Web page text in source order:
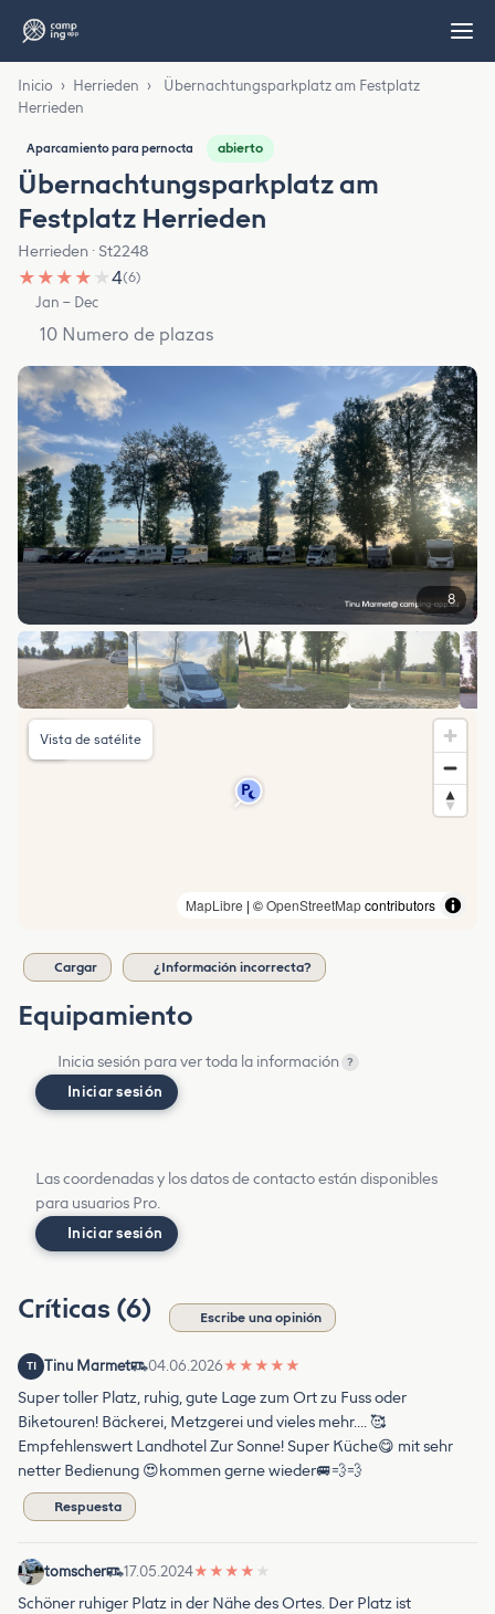
Inicio › Herrieden ›
Übernachtungsparkplatz am Festplatz
Herrieden
Aparcamiento para pernocta abierto
Übernachtungsparkplatz am
Festplatz Herrieden
Herrieden · St2248
★ ★ ★ ★ ★4(6)
Jan – Dec
10 Numero de plazas
8
MapLibre | ©OpenStreetMapcontributors
Vista de satélite
Cargar ¿Información incorrecta?
Equipamiento
Inicia sesión para ver toda la información ?
Iniciar sesión
Las coordenadas y los datos de contacto están disponibles
para usuarios Pro.
Iniciar sesión
Críticas (6) Escribe una opinión
TI Tinu Marmet 04.06.2026★ ★ ★ ★ ★
Super toller Platz, ruhig, gute Lage zum Ort zu Fuss oder
Biketouren! Bäckerei, Metzgerei und vieles mehr…. 🥰
Empfehlenswert Landhotel Zur Sonne! Super Küche😋 mit sehr
netter Bedienung 😍kommen gerne wieder🚐💨💨
Respuesta
tomscher 17.05.2024★ ★ ★ ★ ★
Schöner ruhiger Platz in der Nähe des Ortes. Der Platz ist